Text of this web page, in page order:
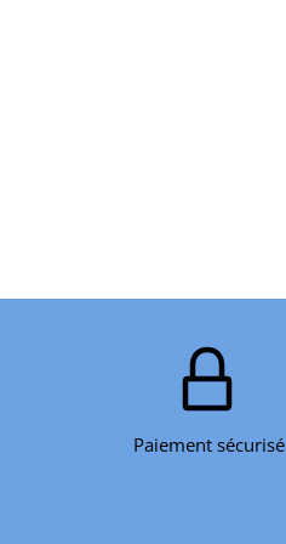
Paiement sécurisé